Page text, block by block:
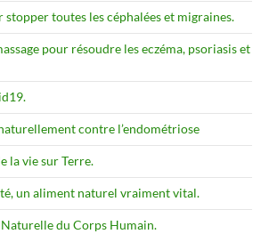
toutes les céphalées et migraines.
pour résoudre les eczéma, psoriasis et
contre l’endométriose
la vie sur Terre.
un aliment naturel vraiment vital.
du Corps Humain.